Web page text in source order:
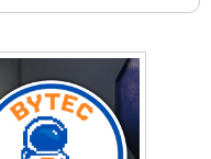
que combatieron